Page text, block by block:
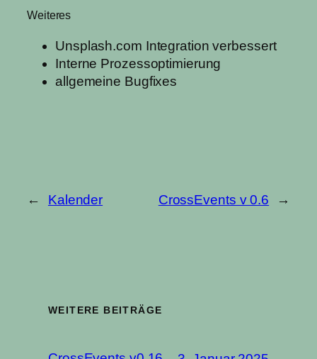
Weiteres
Unsplash.com Integration verbessert
Interne Prozessoptimierung
allgemeine Bugfixes
← Kalender CrossEvents v 0.6 →
WEITERE BEITRÄGE